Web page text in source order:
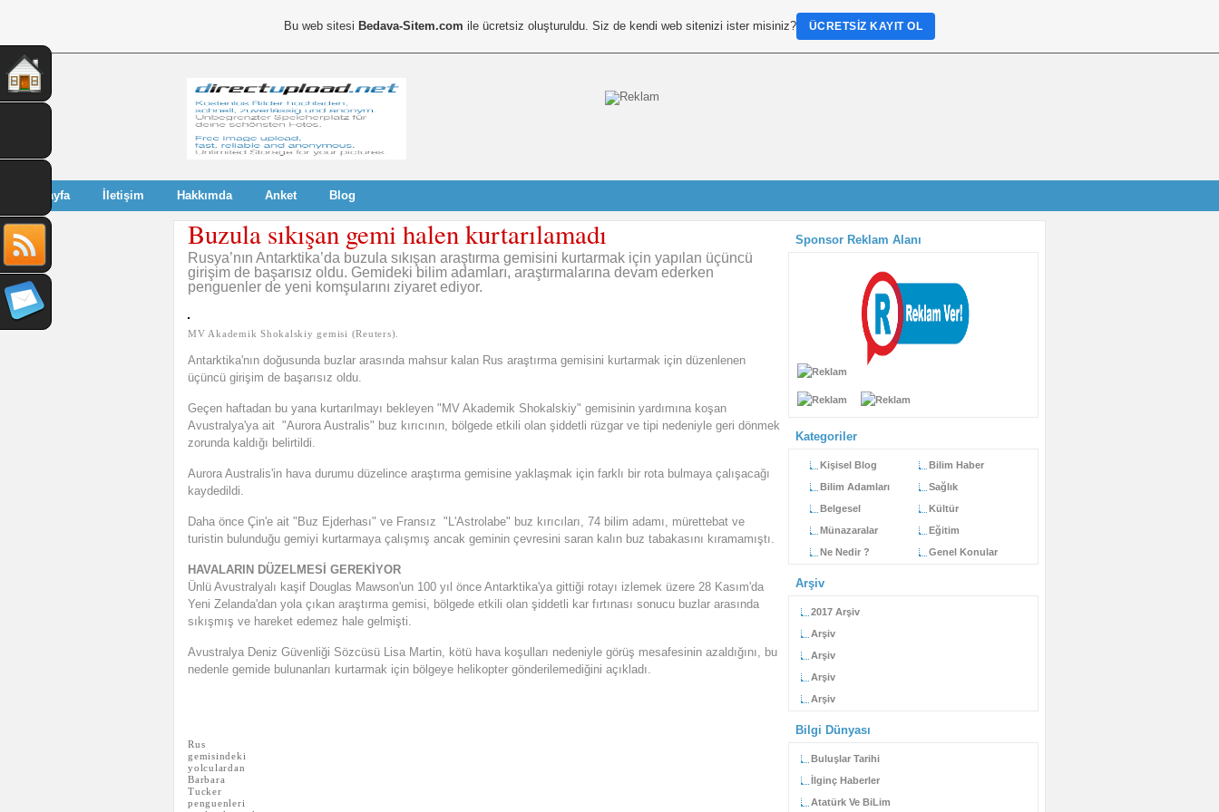
Anasayfa İletişim Hakkımda Anket Blog
Buzula sıkışan gemi halen kurtarılamadı
Rusya’nın Antarktika’da buzula sıkışan araştırma gemisini kurtarmak için yapılan üçüncü
girişim de başarısız oldu. Gemideki bilim adamları, araştırmalarına devam ederken
penguenler de yeni komşularını ziyaret ediyor.
MV Akademik Shokalskiy gemisi (Reuters).
Antarktika'nın doğusunda buzlar arasında mahsur kalan Rus araştırma gemisini kurtarmak için düzenlenen
üçüncü girişim de başarısız oldu.
Geçen haftadan bu yana kurtarılmayı bekleyen "MV Akademik Shokalskiy" gemisinin yardımına koşan
Avustralya'ya ait "Aurora Australis" buz kırıcının, bölgede etkili olan şiddetli rüzgar ve tipi nedeniyle geri dönmek
zorunda kaldığı belirtildi.
Aurora Australis'in hava durumu düzelince araştırma gemisine yaklaşmak için farklı bir rota bulmaya çalışacağı
kaydedildi.
Daha önce Çin'e ait "Buz Ejderhası" ve Fransız "L'Astrolabe" buz kırıcıları, 74 bilim adamı, mürettebat ve
turistin bulunduğu gemiyi kurtarmaya çalışmış ancak geminin çevresini saran kalın buz tabakasını kıramamıştı.
HAVALARIN DÜZELMESİ GEREKİYOR
Ünlü Avustralyalı kaşif Douglas Mawson'un 100 yıl önce Antarktika'ya gittiği rotayı izlemek üzere 28 Kasım'da
Yeni Zelanda'dan yola çıkan araştırma gemisi, bölgede etkili olan şiddetli kar fırtınası sonucu buzlar arasında
sıkışmış ve hareket edemez hale gelmişti.
Avustralya Deniz Güvenliği Sözcüsü Lisa Martin, kötü hava koşulları nedeniyle görüş mesafesinin azaldığını, bu
nedenle gemide bulunanları kurtarmak için bölgeye helikopter gönderilemediğini açıkladı.
Rus
gemisindeki
yolculardan
Barbara
Tucker
penguenleri
Sponsor Reklam Alanı
Kategoriler
Kişisel Blog
Bilim Adamları
Belgesel
Münazaralar
Ne Nedir ?
Bilim Haber
Sağlık
Kültür
Eğitim
Genel Konular
Arşiv
2017 Arşiv
Arşiv
Arşiv
Arşiv
Arşiv
Bilgi Dünyası
Buluşlar Tarihi
İlginç Haberler
Atatürk Ve BiLim
Bu web sitesi Bedava-Sitem.com ile ücretsiz oluşturuldu. Siz de kendi web sitenizi ister misiniz? ÜCRETSIZ KAYIT OL